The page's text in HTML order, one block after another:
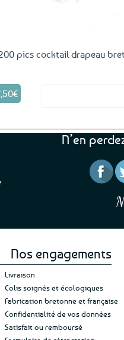
pics cocktail drapeau
€
“Une boutique que je
leur sérieux, des bons et
et une équipe à l’écoute :-
N’en
Nos engagements
Livraison
Colis soignés et écologiques
Fabrication bretonne et française
Confidentialité de vos données
Satisfait ou remboursé